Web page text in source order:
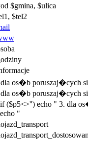
$gmina, $ulica
$tel2
dla os�b poruszaj�cych
dla os�b poruszaj�cych
($p5<>'') echo " 3. dla
"